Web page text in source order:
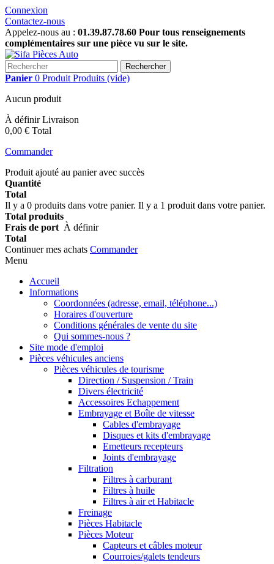
Connexion
Contactez-nous
Appelez-nous au : 01.39.87.78.60 Pour tous renseignements
complémentaires sur une pièce vu sur le site.
Rechercher
Panier 0 Produit Produits (vide)
Aucun produit
À définirLivraison
0,00 € Total
Commander
Produit ajouté au panier avec succès
Quantité
Total
Il y a 0 produits dans votre panier. Il y a 1 produit dans votre panier.
Total produits
Frais de port À définir
Total
Continuer mes achats Commander
Menu
Accueil
Informations
Coordonnées (adresse, email, téléphone...)
Horaires d'ouverture
Conditions générales de vente du site
Qui sommes-nous ?
Site mode d'emploi
Pièces véhicules anciens
Pièces véhicules de tourisme
Direction / Suspension / Train
Divers électricité
Accessoires Echappement
Embrayage et Boîte de vitesse
Cables d'embrayage
Disques et kits d'embrayage
Emetteurs recepteurs
Joints d'embrayage
Filtration
Filtres à carburant
Filtres à huile
Filtres à air et Habitacle
Freinage
Pièces Habitacle
Pièces Moteur
Capteurs et câbles moteur
Courroies/galets tendeurs